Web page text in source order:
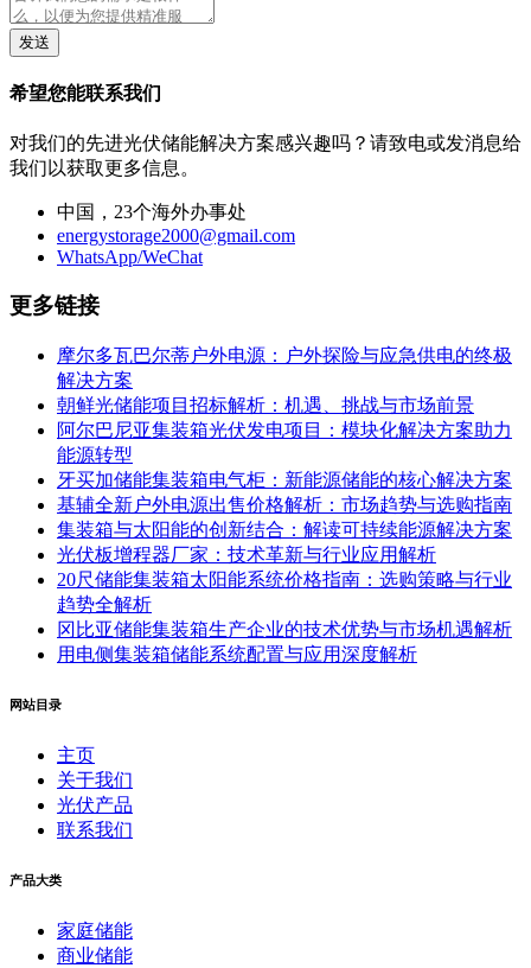
发送
希望您能联系我们
对我们的先进光伏储能解决方案感兴趣吗？请致电或发消息给
我们以获取更多信息。
中国，23个海外办事处
energystorage2000@gmail.com
WhatsApp/WeChat
更多链接
摩尔多瓦巴尔蒂户外电源：户外探险与应急供电的终极
解决方案
朝鲜光储能项目招标解析：机遇、挑战与市场前景
阿尔巴尼亚集装箱光伏发电项目：模块化解决方案助力
能源转型
牙买加储能集装箱电气柜：新能源储能的核心解决方案
基辅全新户外电源出售价格解析：市场趋势与选购指南
集装箱与太阳能的创新结合：解读可持续能源解决方案
光伏板增程器厂家：技术革新与行业应用解析
20尺储能集装箱太阳能系统价格指南：选购策略与行业
趋势全解析
冈比亚储能集装箱生产企业的技术优势与市场机遇解析
用电侧集装箱储能系统配置与应用深度解析
网站目录
主页
关于我们
光伏产品
联系我们
产品大类
家庭储能
商业储能